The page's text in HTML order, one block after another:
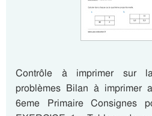
Contrôle à imprimer sur
problèmes Bilan à imprimer
6eme Primaire Consignes